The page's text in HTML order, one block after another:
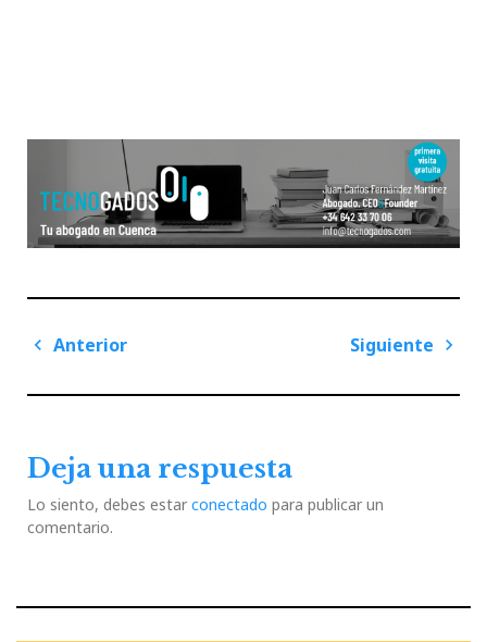
Navegación
entradas
Anterior
Siguiente
Deja una respuesta
Lo siento, debes estar conectado para publicar un
comentario.